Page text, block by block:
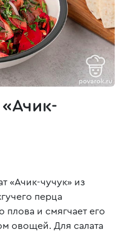
«Ачик-чучук» из
перца
плова и смягчает его
овощей. Для салата